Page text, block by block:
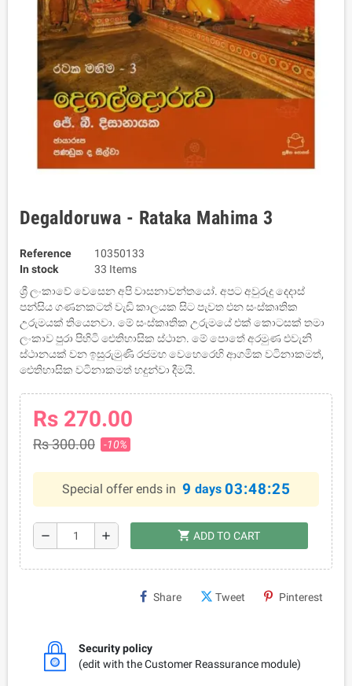
Degaldoruwa - Rataka Mahima 3
Reference
10350133
In stock
33 Items
ශ්‍රී ලංකාවේ වෙසෙන අපි වාසනාවන්තයෝ. අපට අවුරුදු දෙදාස්
පන්සිය ගණනකටත් වැඩි කාලයක සිට පැවත එන සංස්කෘතික
උරුමයක් තියෙනවා. මේ සංස්කෘතික උරුමයේ එක් කොටසක් තමා
ලංකාව පුරා පිහිටි ඓතිහාසික ස්ථාන. මේ පොතේ අරමුණ එවැනි
ස්ථානයක් වන ඉසුරුමුණි රජමහ වෙහෙරෙහි ආගමික වටිනාකමත්,
ඓතිහාසික වටිනාකමත් හදුන්වා දීමයි.
Rs 270.00
Rs 300.00 -10%
Special offer ends in 9 days 03:48:25
remove add shopping_cart ADD TO CART
Share Tweet Pinterest
Security policy
(edit with the Customer Reassurance module)